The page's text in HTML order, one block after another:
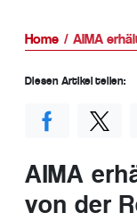
Home AIMA
AIMA
von der
Diesen Artikel teilen: